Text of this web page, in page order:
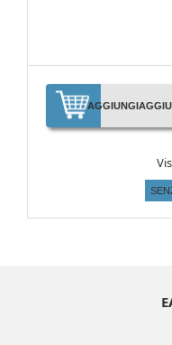
AGGIUNGI